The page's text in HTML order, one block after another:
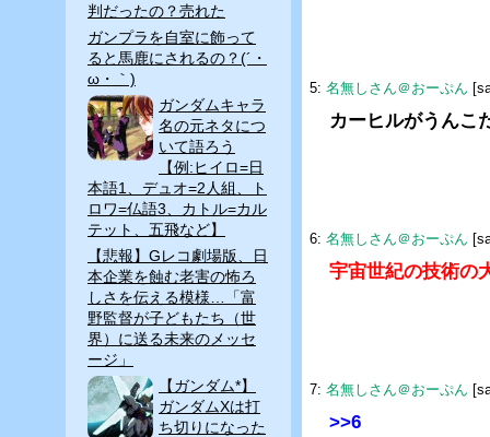
5: 名無しさん＠おーぷん
カーヒルがうんこ
6: 名無しさん＠おーぷん
宇宙世紀の技術の
7: 名無しさん＠おーぷん
>>6
判だったの？売れた
ガンプラを自室に飾って
ると馬鹿にされるの？(´・
ω・｀)
ガンダムキャラ
名の元ネタにつ
いて語ろう
【例:ヒイロ=日
本語1、デュオ=2人組、ト
ロワ=仏語3、カトル=カル
テット、五飛など】
【悲報】Gレコ劇場版、日
本企業を蝕む老害の怖ろ
しさを伝える模様…「富
野監督が子どもたち（世
界）に送る未来のメッセ
ージ」
【ガンダム*】
ガンダムXは打
ち切りになった